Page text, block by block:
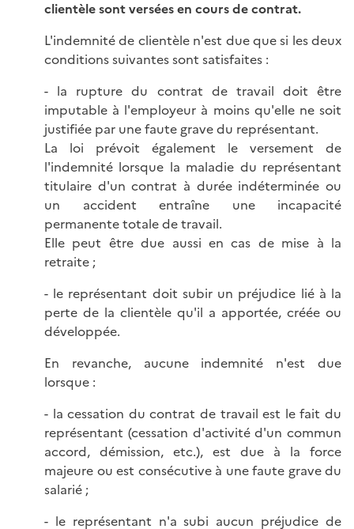
clientèle sont versées en cours de contrat.
L'indemnité de clientèle n'est due que si les deux
conditions suivantes sont satisfaites :
- la rupture du contrat de travail doit être
imputable à l'employeur à moins qu'elle ne soit
justifiée par une faute grave du représentant.
La loi prévoit également le versement de
l'indemnité lorsque la maladie du représentant
titulaire d'un contrat à durée indéterminée ou
un accident entraîne une incapacité
permanente totale de travail.
Elle peut être due aussi en cas de mise à la
retraite ;
- le représentant doit subir un préjudice lié à la
perte de la clientèle qu'il a apportée, créée ou
développée.
En revanche, aucune indemnité n'est due
lorsque :
- la cessation du contrat de travail est le fait du
représentant (cessation d'activité d'un commun
accord, démission, etc.), est due à la force
majeure ou est consécutive à une faute grave du
salarié ;
- le représentant n'a subi aucun préjudice de